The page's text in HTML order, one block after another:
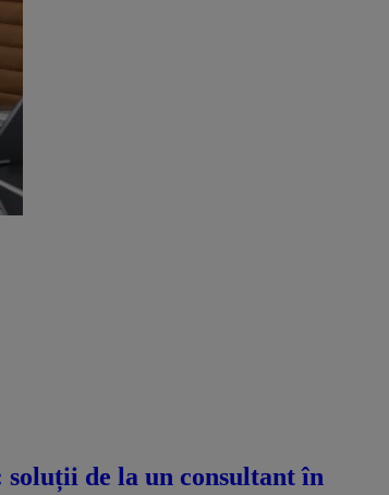
de la un consultant în